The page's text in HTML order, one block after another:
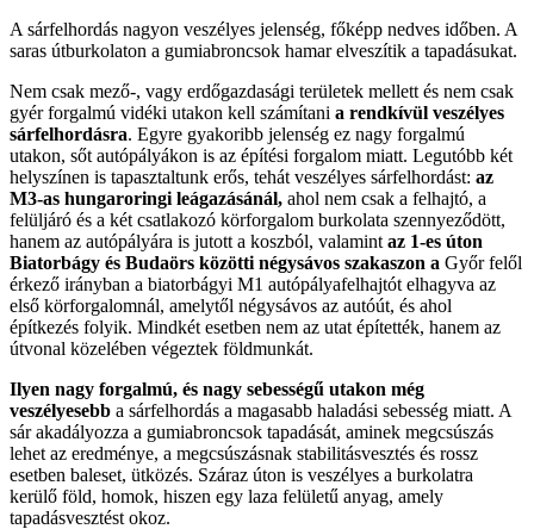
A sárfelhordás nagyon veszélyes jelenség, főképp nedves időben. A
saras útburkolaton a gumiabroncsok hamar elveszítik a tapadásukat.
Nem csak mező-, vagy erdőgazdasági területek mellett és nem csak
gyér forgalmú vidéki utakon kell számítani a rendkívül veszélyes
sárfelhordásra. Egyre gyakoribb jelenség ez nagy forgalmú
utakon, sőt autópályákon is az építési forgalom miatt. Legutóbb két
helyszínen is tapasztaltunk erős, tehát veszélyes sárfelhordást: az
M3-as hungaroringi leágazásánál, ahol nem csak a felhajtó, a
felüljáró és a két csatlakozó körforgalom burkolata szennyeződött,
hanem az autópályára is jutott a koszból, valamint az 1-es úton
Biatorbágy és Budaörs közötti négysávos szakaszon a Győr felől
érkező irányban a biatorbágyi M1 autópályafelhajtót elhagyva az
első körforgalomnál, amelytől négysávos az autóút, és ahol
építkezés folyik. Mindkét esetben nem az utat építették, hanem az
útvonal közelében végeztek földmunkát.
Ilyen nagy forgalmú, és nagy sebességű utakon még
veszélyesebb a sárfelhordás a magasabb haladási sebesség miatt. A
sár akadályozza a gumiabroncsok tapadását, aminek megcsúszás
lehet az eredménye, a megcsúszásnak stabilitásvesztés és rossz
esetben baleset, ütközés. Száraz úton is veszélyes a burkolatra
kerülő föld, homok, hiszen egy laza felületű anyag, amely
tapadásvesztést okoz.